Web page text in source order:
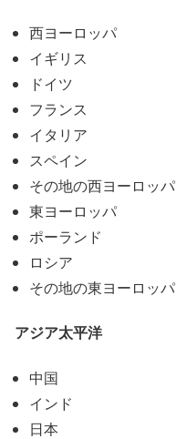
西ヨーロッパ
イギリス
ドイツ
フランス
イタリア
スペイン
その地の西ヨーロッパ
東ヨーロッパ
ポーランド
ロシア
その地の東ヨーロッパ
アジア太平洋
中国
インド
日本